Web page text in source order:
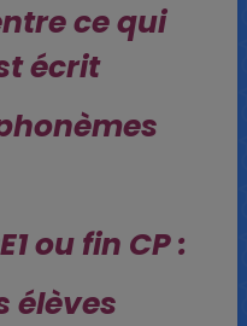
ce qui
écrit
ou fin CP :
élèves